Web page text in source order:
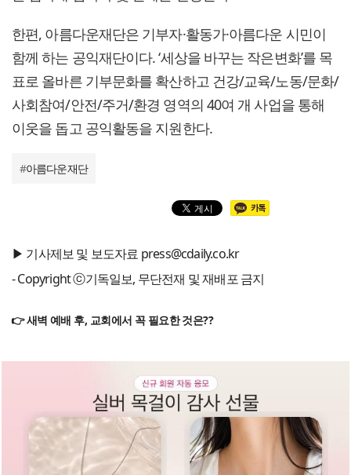
한편, 아름다운재단은 기부자·활동가·아름다운 시민이
함께 하는 공익재단이다. ‘세상을 바꾸는 작은변화’를 목
표로 올바른 기부문화를 확산하고 건강/교육/노동/문화/
사회참여/안전/주거/환경 영역의 40여 개 사업을 통해
이웃을 돕고 공익활동을 지원한다.
#아름다운재단
▶ 기사제보 및 보도자료 press@cdaily.co.kr
- Copyright ⓒ기독일보, 무단전재 및 재배포 금지
👉 새벽 예배 후, 교회에서 꼭 필요한 것은??